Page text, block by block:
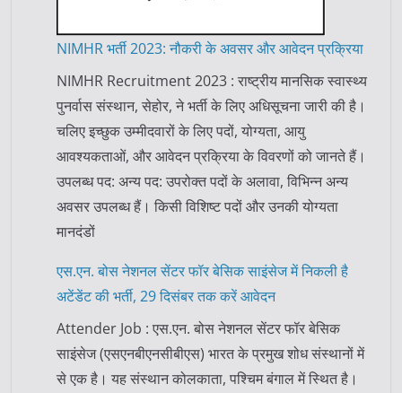
NIMHR भर्ती 2023: नौकरी के अवसर और आवेदन प्रक्रिया
NIMHR Recruitment 2023 : राष्ट्रीय मानसिक स्वास्थ्य
पुनर्वास संस्थान, सेहोर, ने भर्ती के लिए अधिसूचना जारी की है।
चलिए इच्छुक उम्मीदवारों के लिए पदों, योग्यता, आयु
आवश्यकताओं, और आवेदन प्रक्रिया के विवरणों को जानते हैं।
उपलब्ध पद: अन्य पद: उपरोक्त पदों के अलावा, विभिन्न अन्य
अवसर उपलब्ध हैं। किसी विशिष्ट पदों और उनकी योग्यता
मानदंडों
एस.एन. बोस नेशनल सेंटर फॉर बेसिक साइंसेज में निकली है
अटेंडेंट की भर्ती, 29 दिसंबर तक करें आवेदन
Attender Job : एस.एन. बोस नेशनल सेंटर फॉर बेसिक
साइंसेज (एसएनबीएनसीबीएस) भारत के प्रमुख शोध संस्थानों में
से एक है। यह संस्थान कोलकाता, पश्चिम बंगाल में स्थित है।